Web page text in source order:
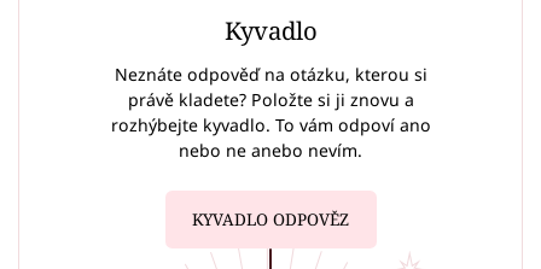
Kyvadlo
Neznáte odpověď na otázku, kterou si
právě kladete? Položte si ji znovu a
rozhýbejte kyvadlo. To vám odpoví ano
nebo ne anebo nevím.
KYVADLO ODPOVĚZ